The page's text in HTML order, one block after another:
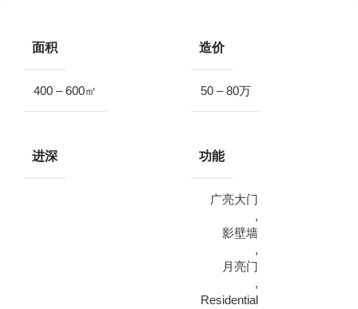
面积
400 – 600㎡
造价
50 – 80万
进深 功能
广亮大门
,
影壁墙
,
月亮门
,
Residential